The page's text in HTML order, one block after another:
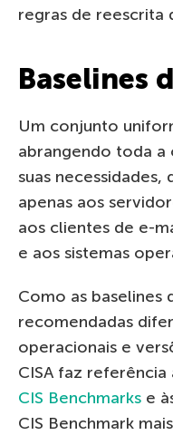
regras de reescrita
Baselines
Um conjunto
abrangendo toda a
suas
apenas aos
aos clientes de e-
e aos sistemas
Como as baselines
recomendadas
operacionais e
CISA faz
CIS Benchmarks e
CIS Benchmark